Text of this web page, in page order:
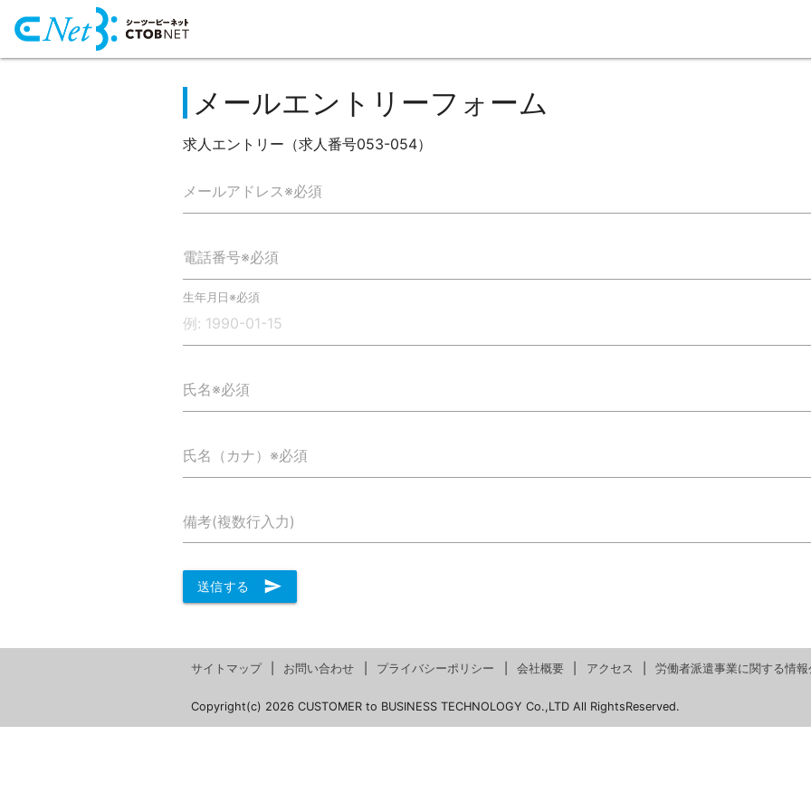
メールエントリーフォーム
求人エントリー（求人番号053-054）
メールアドレス※必須
電話番号※必須
生年月日※必須
氏名※必須
氏名（カナ）※必須
備考(複数行入力)
送信する send
サイトマップ お問い合わせ プライバシーポリシー 会社概要 アクセス 労働者派遣事業に関する情
Copyright(c) 2026 CUSTOMER to BUSINESS TECHNOLOGY Co.,LTD All RightsReserved.